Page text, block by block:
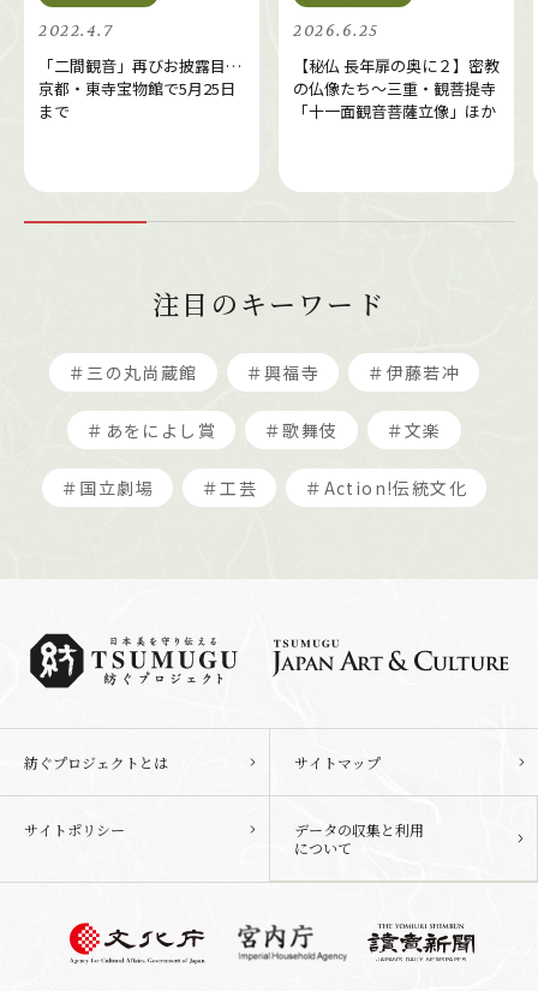
2022.4.7
「二間観音」再びお披露目…
京都・東寺宝物館で5月25日
まで
2026.6.25
【秘仏 長年扉の奥に２】密教
の仏像たち～三重・観菩提寺
「十一面観音菩薩立像」ほか
注目のキーワード
＃三の丸尚蔵館 ＃興福寺 ＃伊藤若冲
＃あをによし賞 ＃歌舞伎 ＃文楽
＃国立劇場 ＃工芸 ＃Action!伝統文化
紡ぐプロジェクトとは サイトマップ
サイトポリシー
データの収集と利用
について